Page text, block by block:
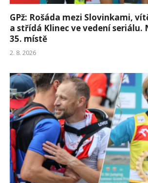
GPž: Rošáda mezi Slovinkami,
a střídá Klinec ve vedení seriálu.
35. místě
2. 8. 2026